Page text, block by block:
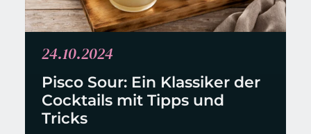
24.10.2024
Pisco Sour: Ein Klassiker der
Cocktails mit Tipps und
Tricks